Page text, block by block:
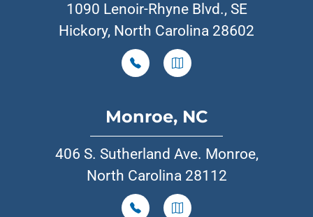
1090 Lenoir-Rhyne Blvd., SE
Hickory, North Carolina 28602
Monroe, NC
406 S. Sutherland Ave. Monroe,
North Carolina 28112